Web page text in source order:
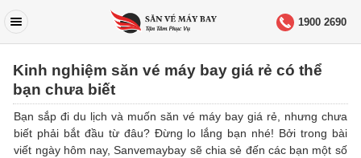
1900 2690
Kinh nghiệm săn vé máy bay giá rẻ có thể
bạn chưa biết
Bạn sắp đi du lịch và muốn săn vé máy bay giá rẻ, nhưng chưa
biết phải bắt đầu từ đâu? Đừng lo lắng bạn nhé! Bởi trong bài
viết ngày hôm nay, Sanvemaybay sẽ chia sẻ đến các bạn một số